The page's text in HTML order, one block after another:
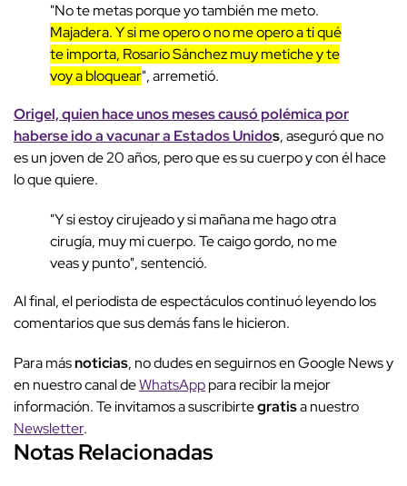
"No te metas porque yo también me meto.
Majadera. Y si me opero o no me opero a ti qué
te importa, Rosario Sánchez muy metiche y te
voy a bloquear", arremetió.
Origel, quien hace unos meses causó polémica por
haberse ido a vacunar a Estados Unidos, aseguró que no
es un joven de 20 años, pero que es su cuerpo y con él hace
lo que quiere.
"Y si estoy cirujeado y si mañana me hago otra
cirugía, muy mi cuerpo. Te caigo gordo, no me
veas y punto", sentenció.
Al final, el periodista de espectáculos continuó leyendo los
comentarios que sus demás fans le hicieron.
Para másnoticias, no dudes en seguirnos en Google News y
en nuestro canal deWhatsApppara recibir la mejor
información. Te invitamos a suscribirtegratisa nuestro
Newsletter.
Notas Relacionadas